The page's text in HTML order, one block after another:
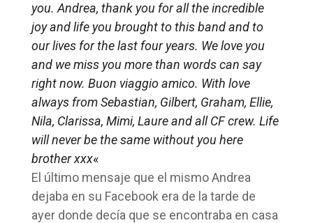
you. Andrea, thank you for all the incredible
joy and life you brought to this band and to
our lives for the last four years. We love you
and we miss you more than words can say
right now. Buon viaggio amico. With love
always from Sebastian, Gilbert, Graham, Ellie,
Nila, Clarissa, Mimi, Laure and all CF crew. Life
will never be the same without you here
brother xxx«
El último mensaje que el mismo Andrea
dejaba en su Facebook era de la tarde de
ayer donde decía que se encontraba en casa